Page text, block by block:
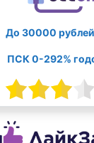
До 30000
ПСК 0-292%